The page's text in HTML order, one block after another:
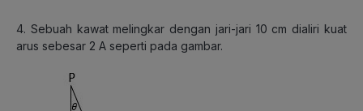
4. Sebuah kawat melingkar dengan jari-jari 10 cm dialiri kuat
arus sebesar 2 A seperti pada gambar.